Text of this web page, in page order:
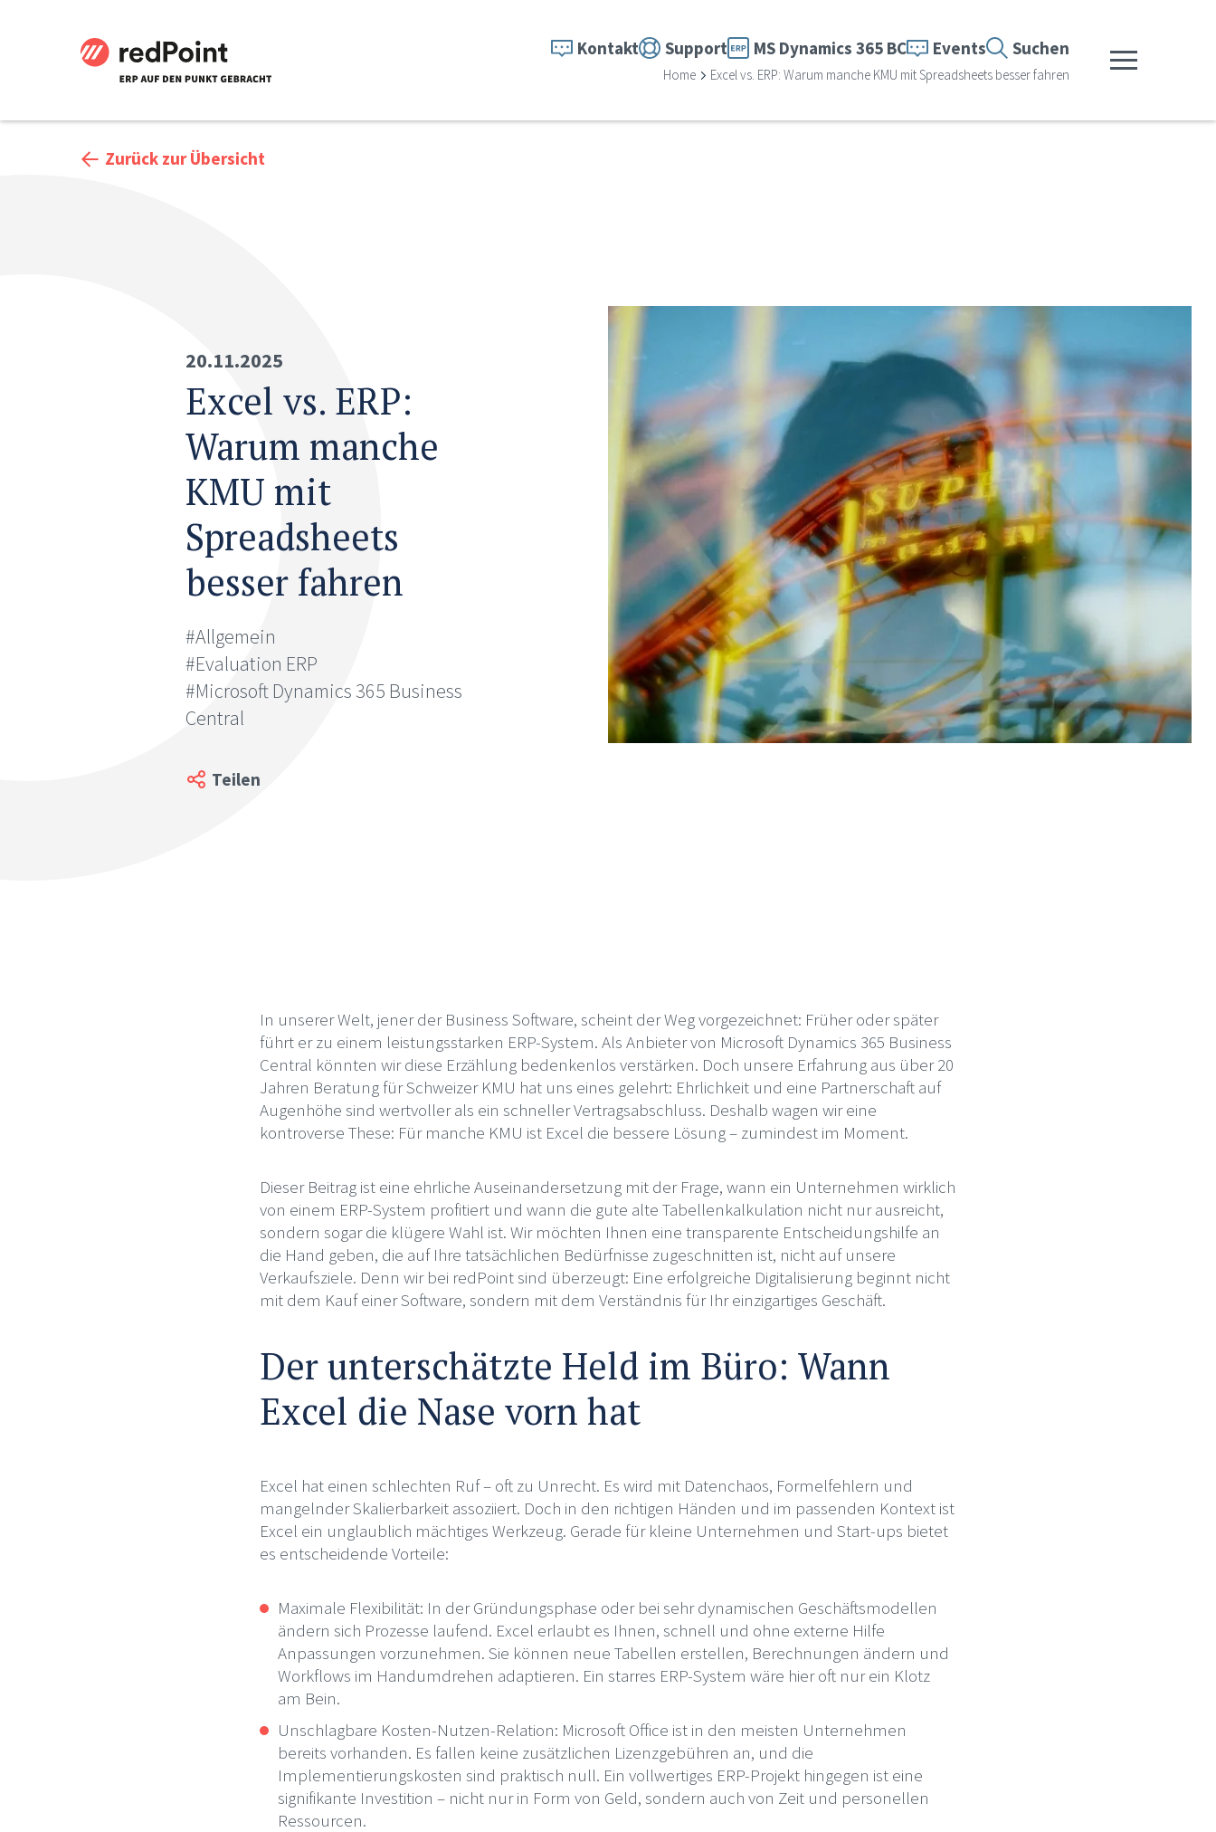
Kontakt Support MS Dynamics 365 BC Events Suchen
Home Excel vs. ERP: Warum manche KMU mit Spreadsheets besser fahren Menü
Zurück zur Übersicht
20.11.2025
Excel vs. ERP:
Warum manche
KMU mit
Spreadsheets
besser fahren
#Allgemein
#Evaluation ERP
#Microsoft Dynamics 365 Business
Central
Teilen
In unserer Welt, jener der Business Software, scheint der Weg vorgezeichnet: Früher oder später
führt er zu einem leistungsstarken ERP-System. Als Anbieter von Microsoft Dynamics 365 Business
Central könnten wir diese Erzählung bedenkenlos verstärken. Doch unsere Erfahrung aus über 20
Jahren Beratung für Schweizer KMU hat uns eines gelehrt: Ehrlichkeit und eine Partnerschaft auf
Augenhöhe sind wertvoller als ein schneller Vertragsabschluss. Deshalb wagen wir eine
kontroverse These: Für manche KMU ist Excel die bessere Lösung – zumindest im Moment.
Dieser Beitrag ist eine ehrliche Auseinandersetzung mit der Frage, wann ein Unternehmen wirklich
von einem ERP-System profitiert und wann die gute alte Tabellenkalkulation nicht nur ausreicht,
sondern sogar die klügere Wahl ist. Wir möchten Ihnen eine transparente Entscheidungshilfe an
die Hand geben, die auf Ihre tatsächlichen Bedürfnisse zugeschnitten ist, nicht auf unsere
Verkaufsziele. Denn wir bei redPoint sind überzeugt: Eine erfolgreiche Digitalisierung beginnt nicht
mit dem Kauf einer Software, sondern mit dem Verständnis für Ihr einzigartiges Geschäft.
Der unterschätzte Held im Büro: Wann
Excel die Nase vorn hat
Excel hat einen schlechten Ruf – oft zu Unrecht. Es wird mit Datenchaos, Formelfehlern und
mangelnder Skalierbarkeit assoziiert. Doch in den richtigen Händen und im passenden Kontext ist
Excel ein unglaublich mächtiges Werkzeug. Gerade für kleine Unternehmen und Start-ups bietet
es entscheidende Vorteile:
Maximale Flexibilität: In der Gründungsphase oder bei sehr dynamischen Geschäftsmodellen
ändern sich Prozesse laufend. Excel erlaubt es Ihnen, schnell und ohne externe Hilfe
Anpassungen vorzunehmen. Sie können neue Tabellen erstellen, Berechnungen ändern und
Workflows im Handumdrehen adaptieren. Ein starres ERP-System wäre hier oft nur ein Klotz
am Bein.
Unschlagbare Kosten-Nutzen-Relation: Microsoft Office ist in den meisten Unternehmen
bereits vorhanden. Es fallen keine zusätzlichen Lizenzgebühren an, und die
Implementierungskosten sind praktisch null. Ein vollwertiges ERP-Projekt hingegen ist eine
signifikante Investition – nicht nur in Form von Geld, sondern auch von Zeit und personellen
Ressourcen.